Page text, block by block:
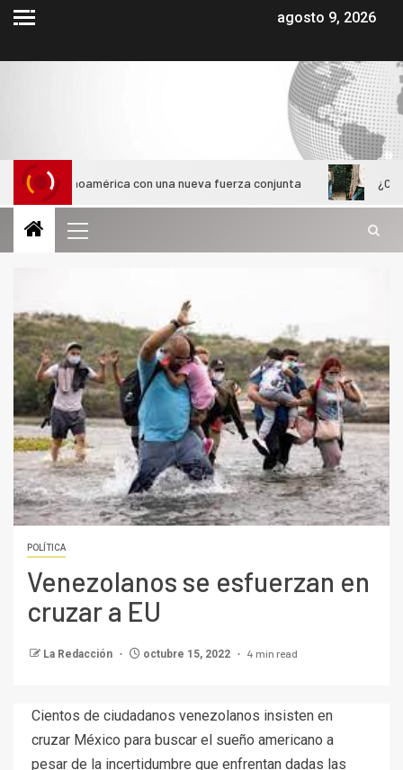
agosto 9, 2026
con una nueva fuerza conjunta ¿Cómo
POLÍTICA
Venezolanos se esfuerzan en
cruzar a EU
La Redacción octubre 15, 2022 4 min read
Cientos de ciudadanos venezolanos insisten en
cruzar México para buscar el sueño americano a
pesar de la incertidumbre que enfrentan dadas las